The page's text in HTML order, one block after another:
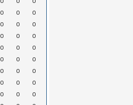
0 0
0
0 0
0
0 0
0
0 0
0
0 0
0
0 0
0
0 0
0
0 0
0